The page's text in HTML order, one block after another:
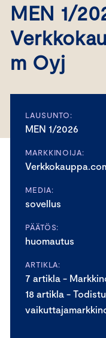
MEN 1/
m Oyj
LAUSUNTO:
MEN 1/2026
MARKKINOIJA:
MEDIA:
sovellus
PÄÄTÖS:
huomautus
ARTIKLA:
7 artikla -
18 artikla -